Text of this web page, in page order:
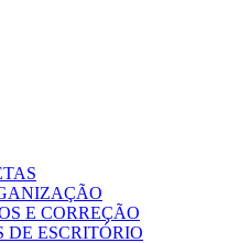
E CORREÇÃO
DE ESCRITÓRIO